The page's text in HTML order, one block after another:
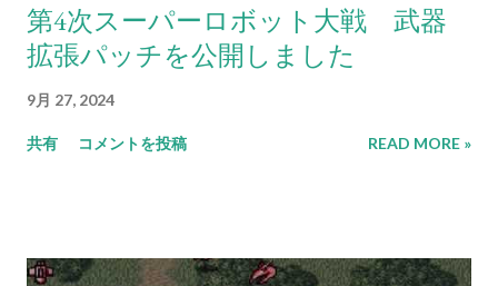
第4次スーパーロボット大戦 武器
拡張パッチを公開しました
9月 27, 2024
共有 コメントを投稿 READ MORE »